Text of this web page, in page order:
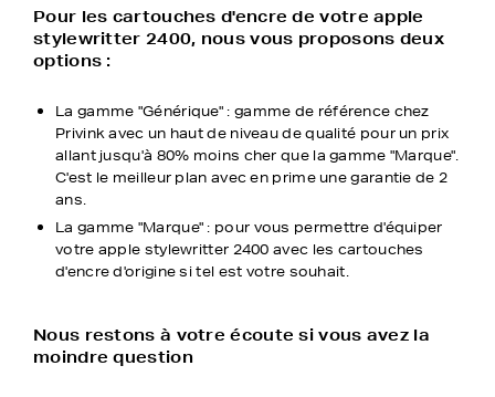
Pour les cartouches d'encre de votre apple
stylewritter 2400, nous vous proposons deux
options :
La gamme "Générique" : gamme de référence chez
Privink avec un haut de niveau de qualité pour un prix
allant jusqu'à 80% moins cher que la gamme "Marque".
C'est le meilleur plan avec en prime une garantie de 2
ans.
La gamme "Marque" : pour vous permettre d'équiper
votre apple stylewritter 2400 avec les cartouches
d'encre d'origine si tel est votre souhait.
Nous restons à votre écoute si vous avez la
moindre question